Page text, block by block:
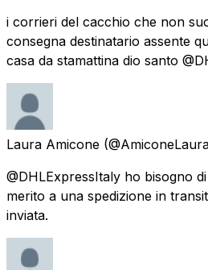
i corrieri del cacchio che non
consegna destinatario assente
casa da stamattina dio santo
Laura Amicone
@DHLExpressItaly ho bisogno
merito a una spedizione in
inviata.